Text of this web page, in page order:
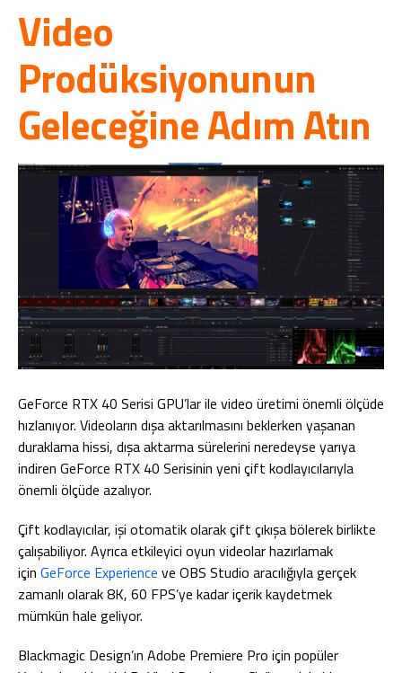
Video
Prodüksiyonunun
Geleceğine Adım Atın
GeForce RTX 40 Serisi GPU’lar ile video üretimi önemli ölçüde
hızlanıyor. Videoların dışa aktarılmasını beklerken yaşanan
duraklama hissi, dışa aktarma sürelerini neredeyse yarıya
indiren GeForce RTX 40 Serisinin yeni çift kodlayıcılarıyla
önemli ölçüde azalıyor.
Çift kodlayıcılar, işi otomatik olarak çift çıkışa bölerek birlikte
çalışabiliyor. Ayrıca etkileyici oyun videolar hazırlamak
için GeForce Experience ve OBS Studio aracılığıyla gerçek
zamanlı olarak 8K, 60 FPS’ye kadar içerik kaydetmek
mümkün hale geliyor.
Blackmagic Design’ın Adobe Premiere Pro için popüler